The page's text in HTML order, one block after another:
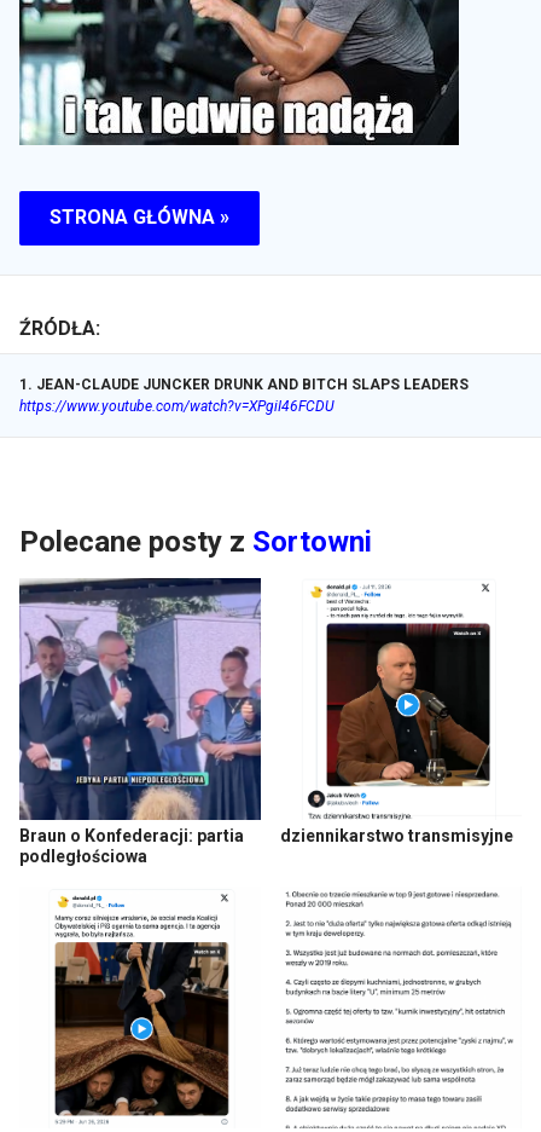
STRONA GŁÓWNA »
ŹRÓDŁA:
1 . JEAN-CLAUDE JUNCKER DRUNK AND BITCH SLAPS LEADERS
https://www.youtube.com/watch?v=XPgiI46FCDU
Polecane posty z Sortowni
Braun o Konfederacji: partia
podległościowa
dziennikarstwo transmisyjne